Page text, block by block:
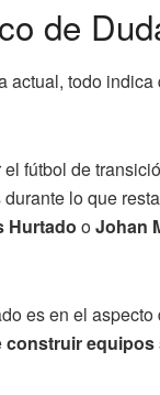
de
actual, todo indica
fútbol de
durante lo que
Hurtado oJohan
es en el
construir equipos